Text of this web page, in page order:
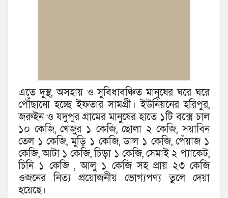
এতে দুস্থ, অসহায় ও সুবিধাবঞ্চিত মানুষের ঘরে ঘরে
পৌঁছানো হচ্ছে ইফতার সামগ্রী। ইউনিয়নের হরিপুর,
জরুইন ও যদুপুর গ্রামের মানুষের হাতে ১টি বক্সে চাল
১০ কেজি, খেজুর ১ কেজি, ছোলা ২ কেজি, সয়াবিন
তেল ১ কেজি, মুড়ি ১ কেজি, ডাল ১ কেজি, পেঁয়াজ ১
কেজি, আটা ১ কেজি, চিড়া ১ কেজি, সেমাই ২ প্যাকেট,
চিনি ১ কেজি , আলু ১ কেজি সহ প্রায় ২৩ কেজি
ওজনের নিত্য প্রয়োজনীয় ভোগ্যপণ্য তুলে দেয়া
হয়েছে।